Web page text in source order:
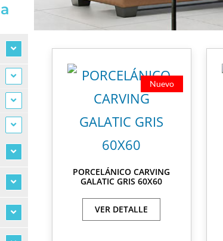
Nuevo
PORCELÁNICO CARVING
GALATIC GRIS 60X60
VER DETALLE